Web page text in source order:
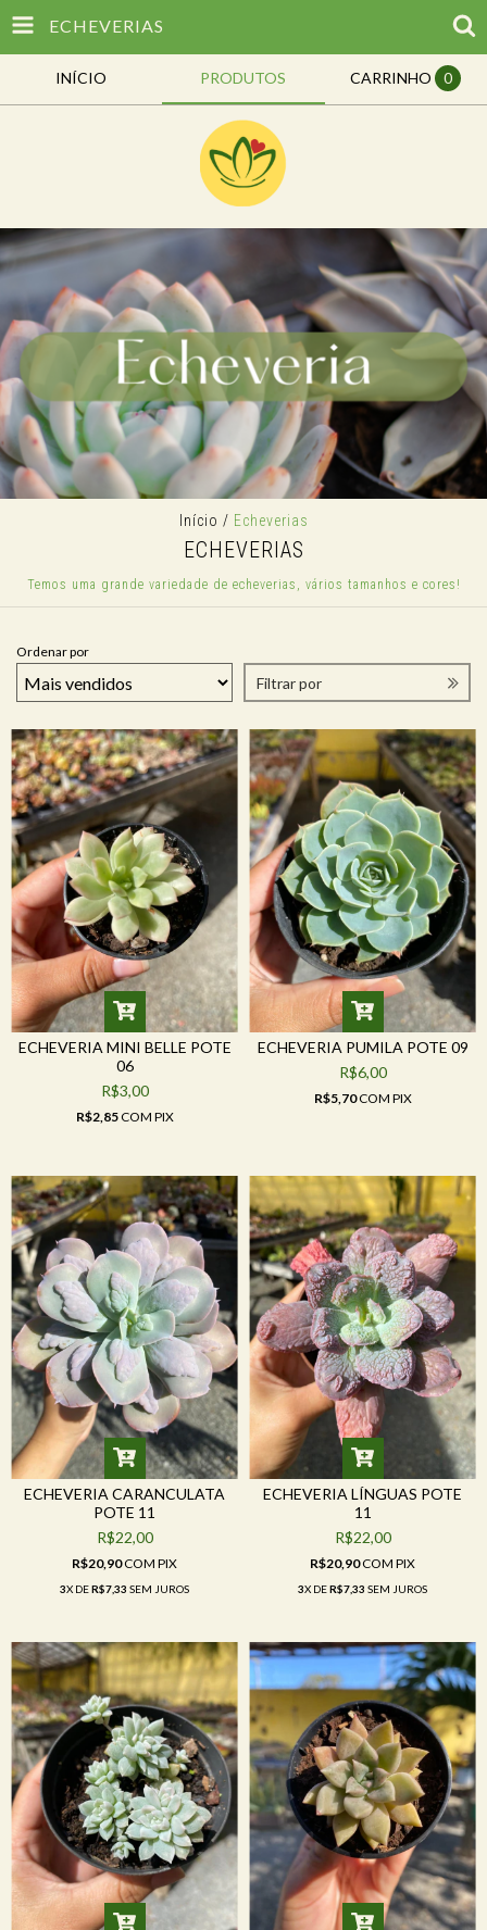
ECHEVERIAS
INÍCIO PRODUTOS CARRINHO 0
Início / Echeverias
ECHEVERIAS
Temos uma grande variedade de echeverias, vários tamanhos e cores!
Ordenar por
Filtrar por
ECHEVERIA MINI BELLE POTE
06
R$3,00
R$2,85COM PIX
ECHEVERIA PUMILA POTE 09
R$6,00
R$5,70COM PIX
ECHEVERIA CARANCULATA
POTE 11
R$22,00
R$20,90COM PIX
3X DER$7,33 SEM JUROS
ECHEVERIA LÍNGUAS POTE
11
R$22,00
R$20,90COM PIX
3X DER$7,33 SEM JUROS